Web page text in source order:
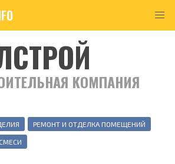
КОМПАНИЯ
РЕМОНТ И ОТДЕЛКА ПОМЕЩЕНИЙ